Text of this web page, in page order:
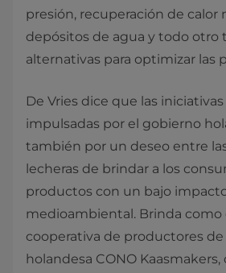
presión, recuperación de calor
depósitos de agua y todo otro
alternativas para optimizar las
De Vries dice que las
impulsadas por el gobierno
también por un deseo entre
lecheras de brindar a los
productos con un bajo
medioambiental. Brinda como
cooperativa de productores de
holandesa CONO Kaasmakers,